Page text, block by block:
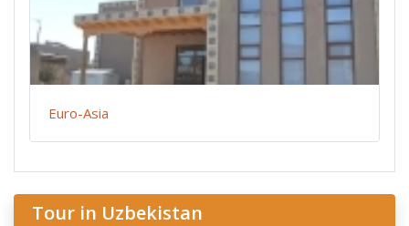
Euro-Asia
Tour in Uzbekistan